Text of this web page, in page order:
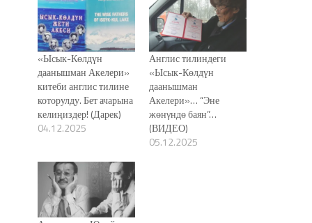
«Ысык-Көлдүн
даанышман Акелери»
китеби англис тилине
которулду. Бет ачарына
келиңиздер! (Дарек)
04.12.2025
Англис тилиндеги
«Ысык-Көлдүн
даанышман
Акелери»… “Эне
жөнγндө баян”…
(ВИДЕО)
05.12.2025